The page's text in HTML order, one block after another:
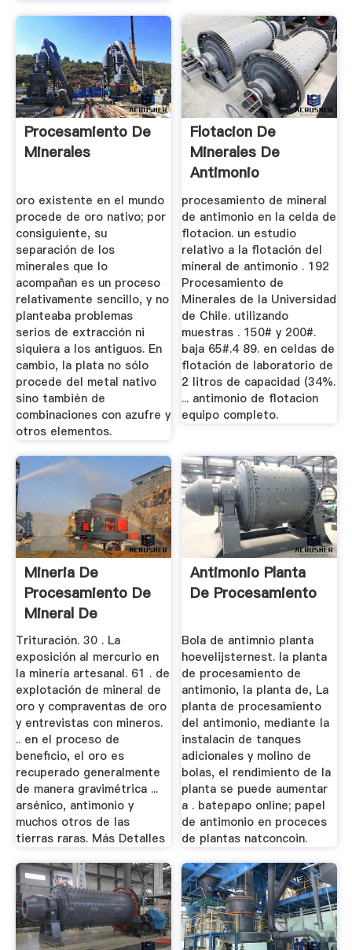
Procesamiento De
Minerales
oro existente en el mundo
procede de oro nativo; por
consiguiente, su
separación de los
minerales que lo
acompañan es un proceso
relativamente sencillo, y no
planteaba problemas
serios de extracción ni
siquiera a los antiguos. En
cambio, la plata no sólo
procede del metal nativo
sino también de
combinaciones con azufre y
otros elementos.
Flotacion De
Minerales De
Antimonio
procesamiento de mineral
de antimonio en la celda de
flotacion. un estudio
relativo a la flotación del
mineral de antimonio . 192
Procesamiento de
Minerales de la Universidad
de Chile. utilizando
muestras . 150# y 200#.
baja 65#.4 89. en celdas de
flotación de laboratorio de
2 litros de capacidad (34%.
... antimonio de flotacion
equipo completo.
Mineria De
Procesamiento De
Mineral De
Antimonio Y ...
Trituración. 30 . La
exposición al mercurio en
la minería artesanal. 61 . de
explotación de mineral de
oro y compraventas de oro
y entrevistas con mineros.
.. en el proceso de
beneficio, el oro es
recuperado generalmente
de manera gravimétrica ...
arsénico, antimonio y
muchos otros de las
tierras raras. Más Detalles
Antimonio Planta
De Procesamiento
Bola de antimnio planta
hoevelijsternest. la planta
de procesamiento de
antimonio, la planta de, La
planta de procesamiento
del antimonio, mediante la
instalacin de tanques
adicionales y molino de
bolas, el rendimiento de la
planta se puede aumentar
a . batepapo online; papel
de antimonio en proceces
de plantas natconcoin.